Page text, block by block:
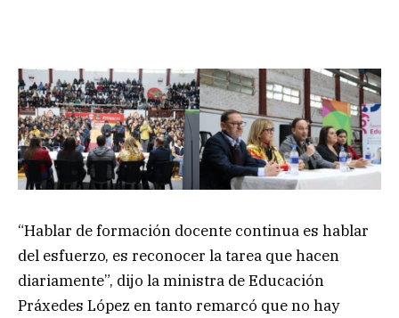
“Hablar de formación docente continua es hablar
del esfuerzo, es reconocer la tarea que hacen
diariamente”, dijo la ministra de Educación
Práxedes López en tanto remarcó que no hay